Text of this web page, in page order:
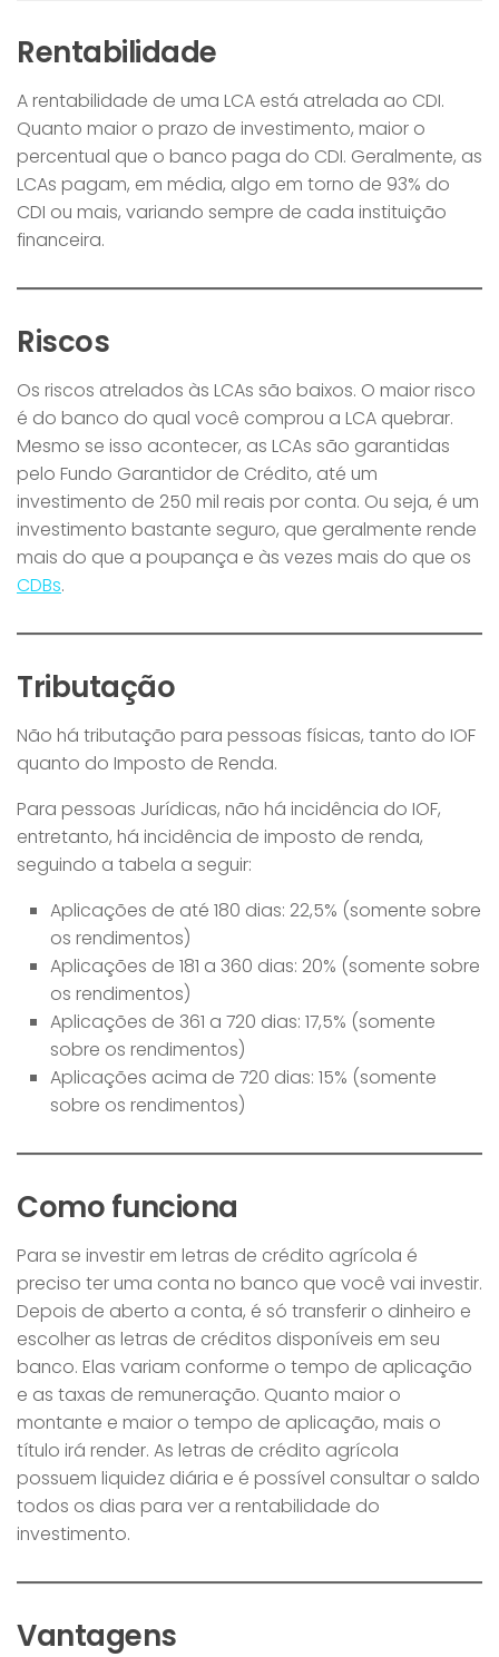
Rentabilidade
A rentabilidade de uma LCA está atrelada ao CDI.
Quanto maior o prazo de investimento, maior o
percentual que o banco paga do CDI. Geralmente, as
LCAs pagam, em média, algo em torno de 93% do
CDI ou mais, variando sempre de cada instituição
financeira.
Riscos
Os riscos atrelados às LCAs são baixos. O maior risco
é do banco do qual você comprou a LCA quebrar.
Mesmo se isso acontecer, as LCAs são garantidas
pelo Fundo Garantidor de Crédito, até um
investimento de 250 mil reais por conta. Ou seja, é um
investimento bastante seguro, que geralmente rende
mais do que a poupança e às vezes mais do que os
CDBs.
Tributação
Não há tributação para pessoas físicas, tanto do IOF
quanto do Imposto de Renda.
Para pessoas Jurídicas, não há incidência do IOF,
entretanto, há incidência de imposto de renda,
seguindo a tabela a seguir:
Aplicações de até 180 dias: 22,5% (somente sobre
os rendimentos)
Aplicações de 181 a 360 dias: 20% (somente sobre
os rendimentos)
Aplicações de 361 a 720 dias: 17,5% (somente
sobre os rendimentos)
Aplicações acima de 720 dias: 15% (somente
sobre os rendimentos)
Como funciona
Para se investir em letras de crédito agrícola é
preciso ter uma conta no banco que você vai investir.
Depois de aberto a conta, é só transferir o dinheiro e
escolher as letras de créditos disponíveis em seu
banco. Elas variam conforme o tempo de aplicação
e as taxas de remuneração. Quanto maior o
montante e maior o tempo de aplicação, mais o
título irá render. As letras de crédito agrícola
possuem liquidez diária e é possível consultar o saldo
todos os dias para ver a rentabilidade do
investimento.
Vantagens